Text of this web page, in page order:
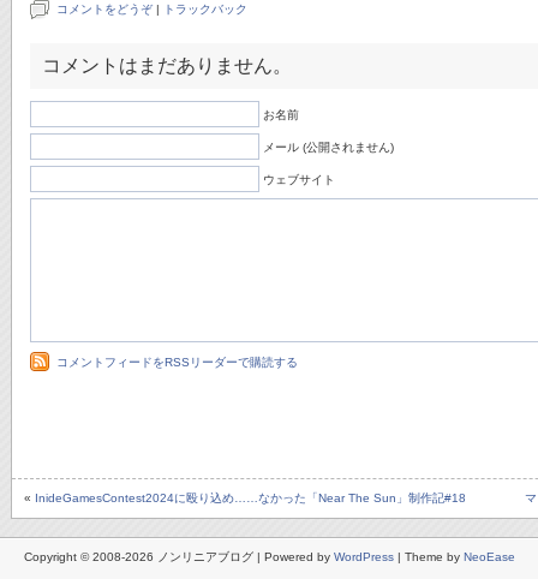
コメントをどうぞ | トラックバック
コメントはまだありません。
お名前
メール (公開されません)
ウェブサイト
コメントフィードをRSSリーダーで購読する
« InideGamesContest2024に殴り込め……なかった「Near The Sun」制作記#18
Copyright © 2008-2026 ノンリニアブログ | Powered by WordPress | Theme by NeoEase